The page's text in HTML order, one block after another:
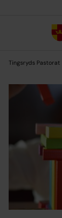
Tingsryds Pastorat